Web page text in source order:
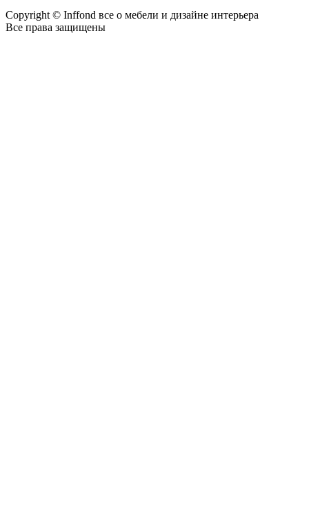
Copyright © Inffond все о мебели и дизайне интерьера
Все права защищены